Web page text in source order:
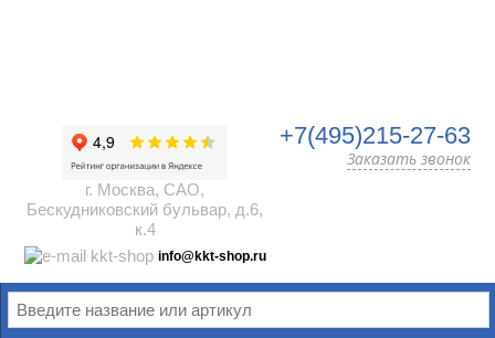
г. Москва, САО,
Бескудниковский бульвар, д.6,
к.4
info@kkt-shop.ru
+7(495)215-27-63
Заказать звонок